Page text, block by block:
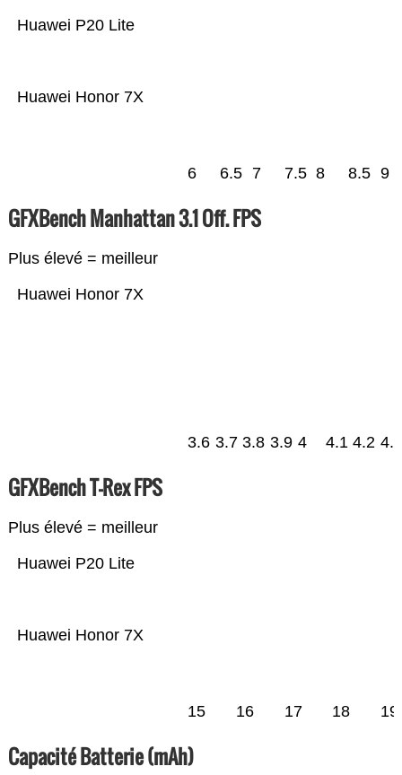
Huawei Honor 7X
Huawei P20 Lite
6 6.5 7 7.5 8 8.5 9
GFXBench Manhattan 3.1 Off. FPS
Plus élevé = meilleur
Huawei Honor 7X
3.6 3.7 3.8 3.9 4 4.1 4.2 4.3
GFXBench T-Rex FPS
Plus élevé = meilleur
Huawei Honor 7X
Huawei P20 Lite
15 16 17 18 19
Capacité Batterie (mAh)